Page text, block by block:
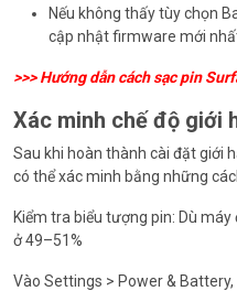
Nếu không thấy tùy chọn
cập nhật firmware mới
>>>Hướng dẫn cách sạc pin
Xác minh chế độ giới
Sau khi hoàn thành cài đặt giới
có thể xác minh bằng những
Kiểm tra biểu tượng pin: Dù
ở 49–51%
Vào Settings > Power &